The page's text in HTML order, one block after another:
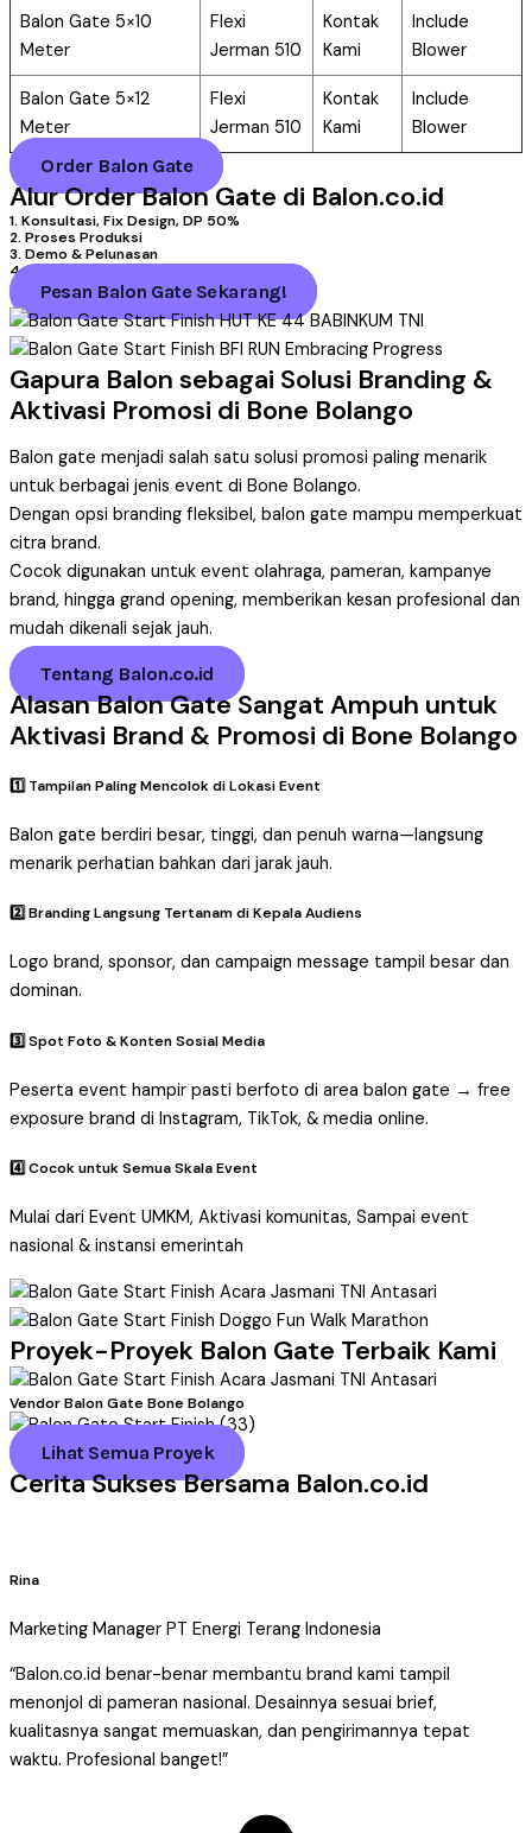
Balon Gate 5×10
Meter
Flexi
Jerman 510
Kontak
Kami
Include
Blower
Balon Gate 5×12
Meter
Flexi
Jerman 510
Kontak
Kami
Include
Blower
Order Balon Gate
Alur Order Balon Gate di Balon.co.id
1. Konsultasi, Fix Design, DP 50%
2. Proses Produksi
3. Demo & Pelunasan
4. Pengiriman
Pesan Balon Gate Sekarang!
Gapura Balon sebagai Solusi Branding &
Aktivasi Promosi di Bone Bolango
Balon gate menjadi salah satu solusi promosi paling menarik
untuk berbagai jenis event di Bone Bolango.
Dengan opsi branding fleksibel, balon gate mampu memperkuat
citra brand.
Cocok digunakan untuk event olahraga, pameran, kampanye
brand, hingga grand opening, memberikan kesan profesional dan
mudah dikenali sejak jauh.
Tentang Balon.co.id
Alasan Balon Gate Sangat Ampuh untuk
Aktivasi Brand & Promosi di Bone Bolango
1️⃣ Tampilan Paling Mencolok di Lokasi Event
Balon gate berdiri besar, tinggi, dan penuh warna—langsung
menarik perhatian bahkan dari jarak jauh.
2️⃣ Branding Langsung Tertanam di Kepala Audiens
Logo brand, sponsor, dan campaign message tampil besar dan
dominan.
3️⃣ Spot Foto & Konten Sosial Media
Peserta event hampir pasti berfoto di area balon gate → free
exposure brand di Instagram, TikTok, & media online.
4️⃣ Cocok untuk Semua Skala Event
Mulai dari Event UMKM, Aktivasi komunitas, Sampai event
nasional & instansi emerintah
Proyek-Proyek Balon Gate Terbaik Kami
Vendor Balon Gate Bone Bolango
Lihat Semua Proyek
Cerita Sukses Bersama Balon.co.id
Rina
Marketing Manager PT Energi Terang Indonesia
“Balon.co.id benar-benar membantu brand kami tampil
menonjol di pameran nasional. Desainnya sesuai brief,
kualitasnya sangat memuaskan, dan pengirimannya tepat
waktu. Profesional banget!”